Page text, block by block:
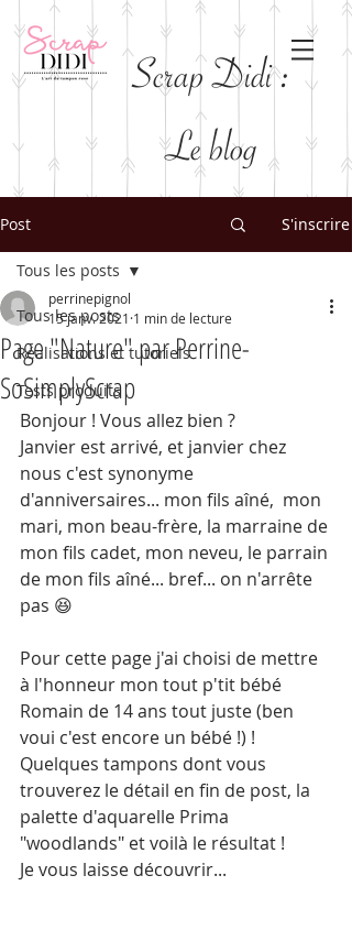
Scrap Didi :
Le blog
Post S'inscrire
Tous les posts
Réalisations et tutoriels
Tests produits
Tous les posts
Page "Nature" par Perrine-
SoSimplyScrap
perrinepignol
15 janv. 2021 1 min de lecture
Bonjour ! Vous allez bien ?
Janvier est arrivé, et janvier chez
nous c'est synonyme
d'anniversaires... mon fils aîné,  mon
mari, mon beau-frère, la marraine de
mon fils cadet, mon neveu, le parrain
de mon fils aîné... bref... on n'arrête
pas 😆
Pour cette page j'ai choisi de mettre
à l'honneur mon tout p'tit bébé
Romain de 14 ans tout juste (ben
voui c'est encore un bébé !) !
Quelques tampons dont vous
trouverez le détail en fin de post, la
palette d'aquarelle Prima
"woodlands" et voilà le résultat !
Je vous laisse découvrir...